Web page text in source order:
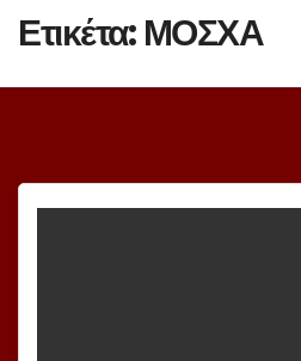
Ετικέτα: ΜΟΣΧΑ